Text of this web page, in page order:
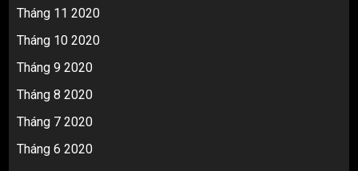
Tháng 11 2020
Tháng 10 2020
Tháng 9 2020
Tháng 8 2020
Tháng 7 2020
Tháng 6 2020